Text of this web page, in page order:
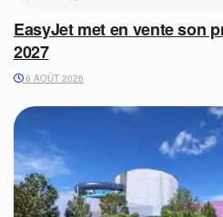
EasyJet met en vente son
2027
6 AOÛT 2026